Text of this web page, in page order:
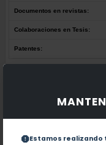
Estamos
Documentos en revistas:
Colaboraciones en Tesis:
Patentes:
No
Documentos en revistas: